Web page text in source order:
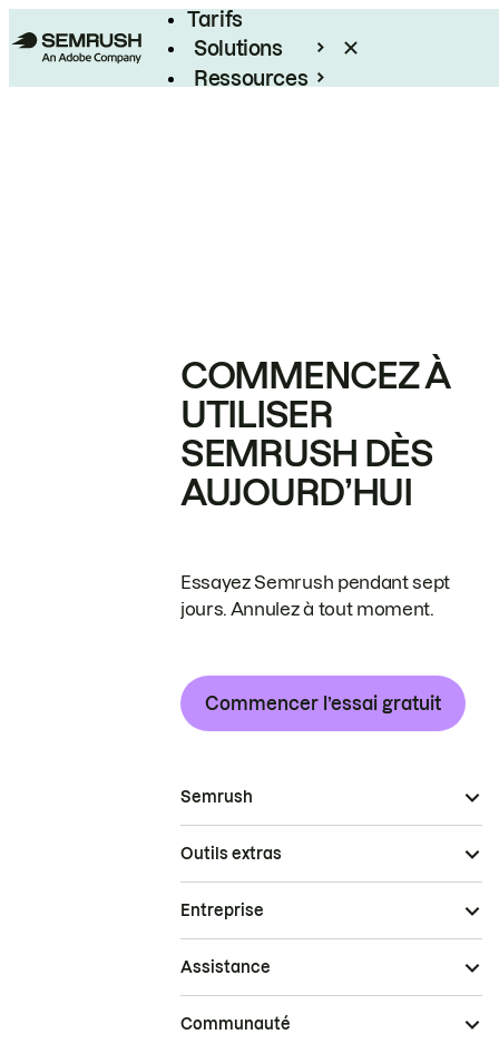
Tarifs
Solutions
Ressources
COMMENCEZ À
UTILISER
SEMRUSH DÈS
AUJOURD’HUI
Essayez Semrush pendant sept
jours. Annulez à tout moment.
Commencer l’essai gratuit
Semrush
Outils extras
Entreprise
Assistance
Communauté